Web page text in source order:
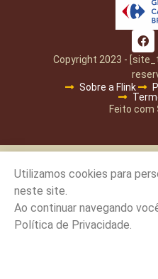
Copyright 2023 -
Sobre a Flink
Feito com
Utilizamos cookies para
neste site.
Ao continuar navegando
Política de Privacidade.